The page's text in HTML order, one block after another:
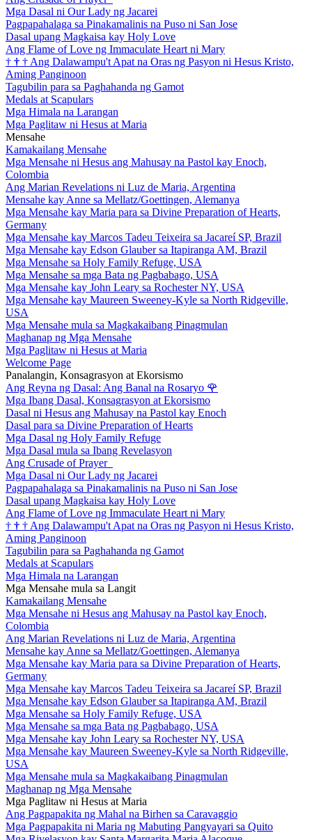
Mga Dasal ni Our Lady ng Jacarei
Pagpapahalaga sa Pinakamalinis na Puso ni San Jose
Dasal upang Magkaisa kay Holy Love
Ang Flame of Love ng Immaculate Heart ni Mary
† † † Ang Dalawampu't Apat na Oras ng Pasyon ni Hesus Kristo,
Aming Panginoon
Tagubilin para sa Paghahanda ng Gamot
Medals at Scapulars
Mga Himala na Larangan
Mga Paglitaw ni Hesus at Maria
Mensahe
Kamakailang Mensahe
Mga Mensahe ni Hesus ang Mahusay na Pastol kay Enoch,
Colombia
Ang Marian Revelations ni Luz de Maria, Argentina
Mensahe kay Anne sa Mellatz/Goettingen, Alemanya
Mga Mensahe kay Maria para sa Divine Preparation of Hearts,
Germany
Mga Mensahe kay Marcos Tadeu Teixeira sa Jacareí SP, Brazil
Mga Mensahe kay Edson Glauber sa Itapiranga AM, Brazil
Mga Mensahe sa Holy Family Refuge, USA
Mga Mensahe sa mga Bata ng Pagbabago, USA
Mga Mensahe kay John Leary sa Rochester NY, USA
Mga Mensahe kay Maureen Sweeney-Kyle sa North Ridgeville,
USA
Mga Mensahe mula sa Magkakaibang Pinagmulan
Maghanap ng Mga Mensahe
Mga Paglitaw ni Hesus at Maria
Welcome Page
Panalangin, Konsagrasyon at Ekorsismo
Ang Reyna ng Dasal: Ang Banal na Rosaryo 🌹
Mga Ibang Dasal, Konsagrasyon at Ekorsismo
Dasal ni Hesus ang Mahusay na Pastol kay Enoch
Dasal para sa Divine Preparation of Hearts
Mga Dasal ng Holy Family Refuge
Mga Dasal mula sa Ibang Revelasyon
Ang Crusade of Prayer
Mga Dasal ni Our Lady ng Jacarei
Pagpapahalaga sa Pinakamalinis na Puso ni San Jose
Dasal upang Magkaisa kay Holy Love
Ang Flame of Love ng Immaculate Heart ni Mary
† † † Ang Dalawampu't Apat na Oras ng Pasyon ni Hesus Kristo,
Aming Panginoon
Tagubilin para sa Paghahanda ng Gamot
Medals at Scapulars
Mga Himala na Larangan
Mga Mensahe mula sa Langit
Kamakailang Mensahe
Mga Mensahe ni Hesus ang Mahusay na Pastol kay Enoch,
Colombia
Ang Marian Revelations ni Luz de Maria, Argentina
Mensahe kay Anne sa Mellatz/Goettingen, Alemanya
Mga Mensahe kay Maria para sa Divine Preparation of Hearts,
Germany
Mga Mensahe kay Marcos Tadeu Teixeira sa Jacareí SP, Brazil
Mga Mensahe kay Edson Glauber sa Itapiranga AM, Brazil
Mga Mensahe sa Holy Family Refuge, USA
Mga Mensahe sa mga Bata ng Pagbabago, USA
Mga Mensahe kay John Leary sa Rochester NY, USA
Mga Mensahe kay Maureen Sweeney-Kyle sa North Ridgeville,
USA
Mga Mensahe mula sa Magkakaibang Pinagmulan
Maghanap ng Mga Mensahe
Mga Paglitaw ni Hesus at Maria
Ang Pagpapakita ng Mahal na Birhen sa Caravaggio
Mga Pagpapakita ni Maria ng Mabuting Pangyayari sa Quito